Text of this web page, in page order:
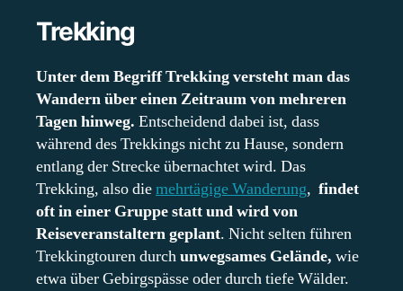
Trekking
Unter dem Begriff Trekking versteht man das
Wandern über einen Zeitraum von mehreren
Tagen hinweg. Entscheidend dabei ist, dass
während des Trekkings nicht zu Hause, sondern
entlang der Strecke übernachtet wird. Das
Trekking, also diemehrtägige Wanderung, findet
oft in einer Gruppe statt und wird von
Reiseveranstaltern geplant. Nicht selten führen
Trekkingtouren durchunwegsames Gelände, wie
etwa über Gebirgspässe oder durch tiefe Wälder.